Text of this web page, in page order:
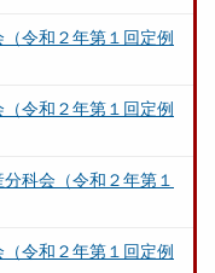
令和２年第１回定例
令和２年第１回定例
科会（令和２年第１
令和２年第１回定例